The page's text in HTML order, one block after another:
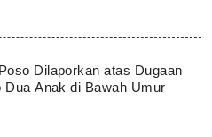
Dilaporkan atas Dugaan
Dua Anak di Bawah Umur